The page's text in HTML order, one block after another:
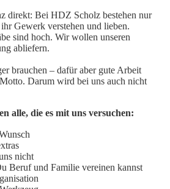
direkt: Bei HDZ Scholz bestehen nur
Gewerk verstehen und lieben.
sind hoch. Wir wollen unseren
abliefern.
brauchen – dafür aber gute Arbeit
Darum wird bei uns auch nicht
alle, die es mit uns versuchen:
nicht
Beruf und Familie vereinen kannst